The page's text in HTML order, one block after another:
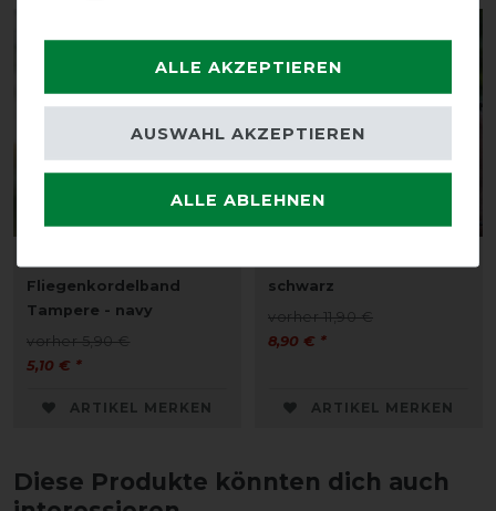
-14%
Fliegenkordelband
Tampere - navy
vorher 5,90 €
5,10 € *
ARTIKEL MERKEN
-25%
schwarz
vorher 11,90 €
8,90 € *
ARTIKEL MERKEN
Diese Produkte könnten dich auch
ALLE AKZEPTIEREN
ALLE ABLEHNEN
AUSWAHL AKZEPTIEREN